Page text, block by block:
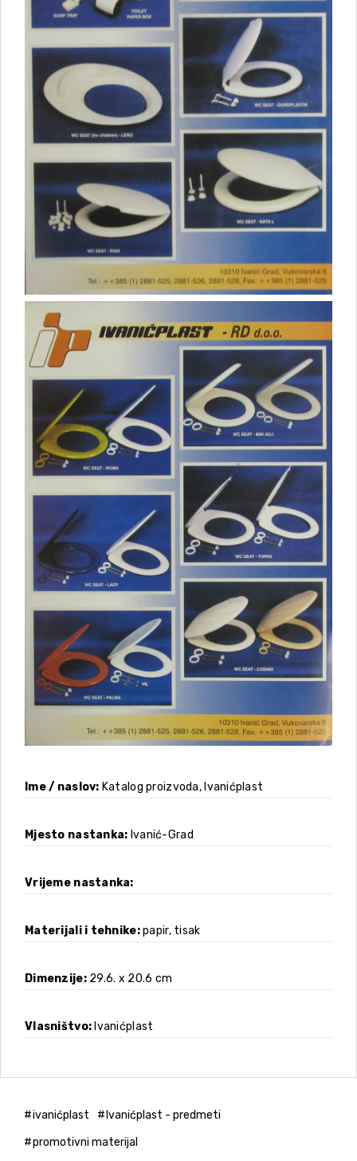
Ime / naslov Katalog proizvoda, Ivanićplast
Mjesto nastanka Ivanić-Grad
Vrijeme nastanka
Materijali i tehnike papir, tisak
Dimenzije 29.6. x 20.6 cm
Vlasništvo Ivanićplast
ivanićplast
Ivanićplast - predmeti
promotivni materijal